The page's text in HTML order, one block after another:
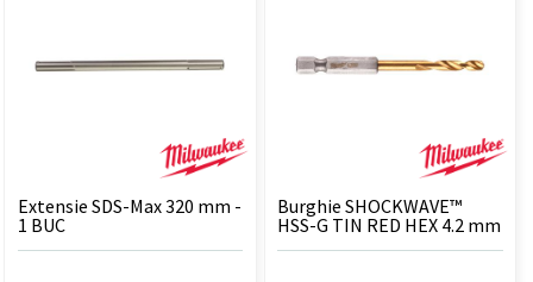
Extensie SDS-Max 320 mm -
1 BUC
Burghie SHOCKWAVE™
HSS-G TIN RED HEX 4.2 mm
- 1 BUC